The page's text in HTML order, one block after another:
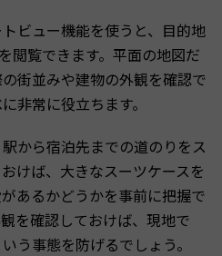
ビュー機能を使うと、目的地
閲覧できます。平面の地図だ
街並みや建物の外観を確認で
非常に役立ちます。
から宿泊先までの道のりをス
けば、大きなスーツケースを
あるかどうかを事前に把握で
を確認しておけば、現地で
う事態を防げるでしょう。